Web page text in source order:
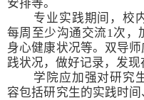
安排等。
专业实践期间，校
每周至少沟通交流1次，
身心健康状况等。双导
践状况，做好记录，发现
学院应加强对研究
容包括研究生的实践时